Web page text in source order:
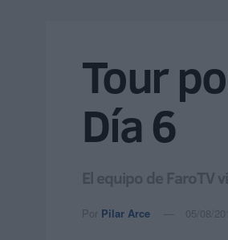
Tour
Día 6
El equipo de FaroTV
Por Pilar Arce 05/08/